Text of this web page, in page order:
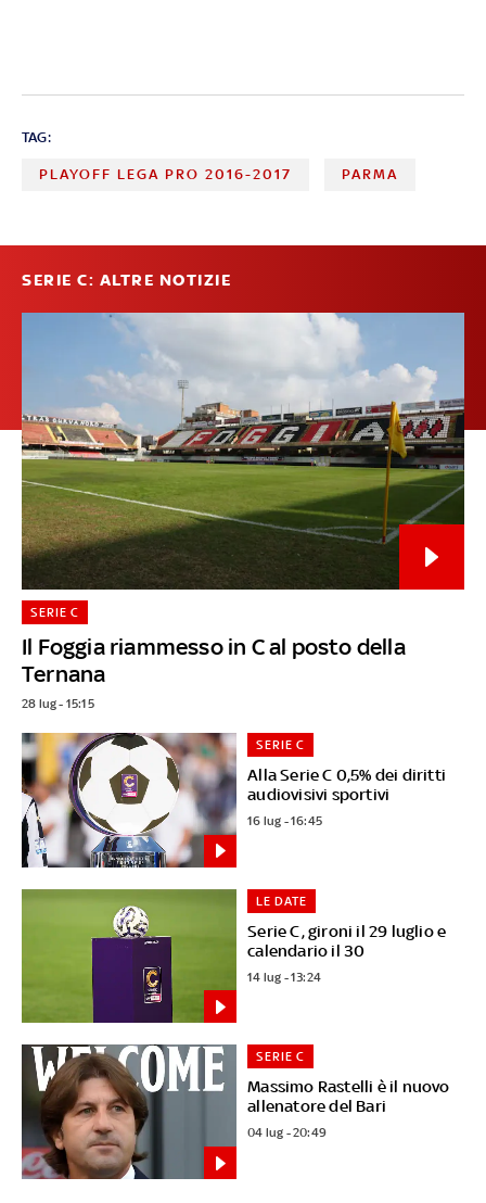
TAG:
PLAYOFF LEGA PRO 2016-2017 PARMA
SERIE C: ALTRE NOTIZIE
Il Foggia riammesso in C al posto della
Ternana
SERIE C
28 lug - 15:15
Alla Serie C 0,5% dei diritti
audiovisivi sportivi
SERIE C
16 lug - 16:45
Serie C, gironi il 29 luglio e
calendario il 30
LE DATE
14 lug - 13:24
Massimo Rastelli è il nuovo
allenatore del Bari
SERIE C
04 lug - 20:49